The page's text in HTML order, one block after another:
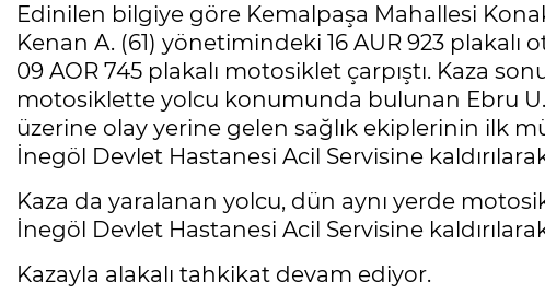
Edinilen bilgiye göre Kemalpaşa Mahallesi
Kenan A. (61) yönetimindeki 16 AUR 923
09 AOR 745 plakalı motosiklet çarpıştı. Kaza
motosiklette yolcu konumunda bulunan Ebru U.
üzerine olay yerine gelen sağlık ekiplerinin ilk
İnegöl Devlet Hastanesi Acil Servisine
Kaza da yaralanan yolcu, dün aynı yerde
İnegöl Devlet Hastanesi Acil Servisine
Kazayla alakalı tahkikat devam ediyor.